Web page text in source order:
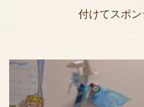
付けてスポン